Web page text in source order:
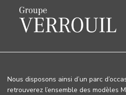
Nous disposons ainsi d’un parc
retrouverez l’ensemble des modèles